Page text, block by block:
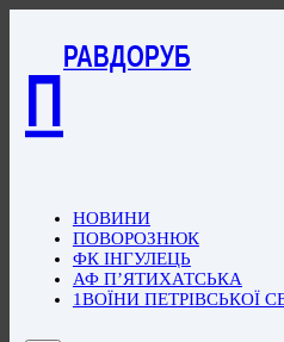
П
РАВДОРУБ
НОВИНИ
ПОВОРОЗНЮК
ФК ІНГУЛЕЦЬ
АФ П’ЯТИХАТСЬКА
1ВОЇНИ ПЕТРІВСЬКОЇ